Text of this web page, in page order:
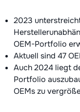
2023
OEM-Portfolio
Aktuell sind 47
Auch 2024 liegt
Portfolio
OEMs zu